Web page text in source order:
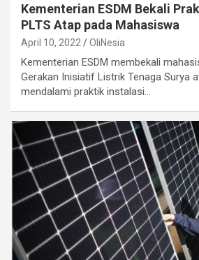
Kementerian ESDM Bekali
PLTS Atap pada Mahasiswa
April 10, 2022 OliNesia
Kementerian ESDM membekali
Gerakan Inisiatif Listrik Tenaga Surya
mendalami praktik instalasi…